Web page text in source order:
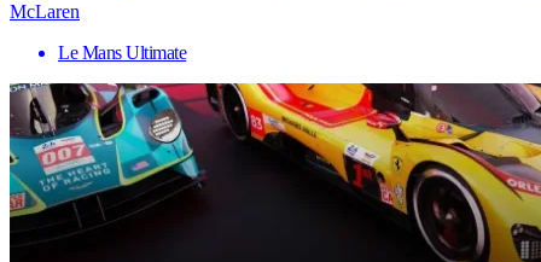
McLaren
Le Mans Ultimate